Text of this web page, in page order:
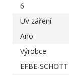
6
UV záření
Ano
Výrobce
EFBE-SCHOTT